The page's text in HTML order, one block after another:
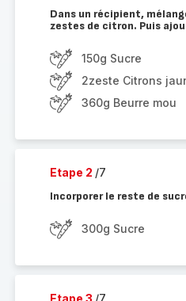
Dans un récipient,
zestes de citron. Puis
150g Sucre
2zeste Citrons
360g Beurre mou
Etape 2 /7
Incorporer le reste de
300g Sucre
Etape 3 /7